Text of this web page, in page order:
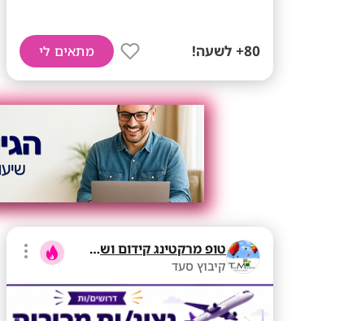
80+ לשעה! מתאים לי
טופ מרקטינג קידום ושיווק בע"מ
קיבוץ סעד